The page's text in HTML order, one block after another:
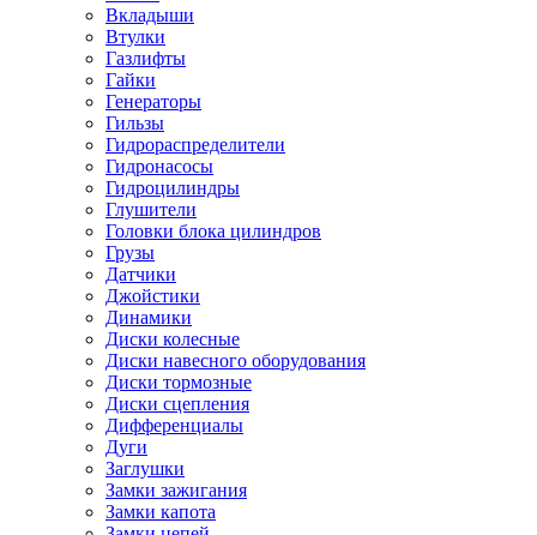
Вкладыши
Втулки
Газлифты
Гайки
Генераторы
Гильзы
Гидрораспределители
Гидронасосы
Гидроцилиндры
Глушители
Головки блока цилиндров
Грузы
Датчики
Джойстики
Динамики
Диски колесные
Диски навесного оборудования
Диски тормозные
Диски сцепления
Дифференциалы
Дуги
Заглушки
Замки зажигания
Замки капота